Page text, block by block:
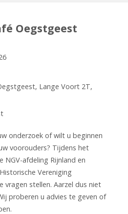
Oegstgeest
Lange Voort 2T,
onderzoek of wilt u beginnen
voorouders? Tijdens het
NGV-afdeling Rijnland en
Vereniging
vragen stellen. Aarzel dus niet
proberen u advies te geven of